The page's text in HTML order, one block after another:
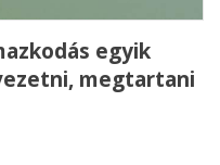
egyik
megtartani